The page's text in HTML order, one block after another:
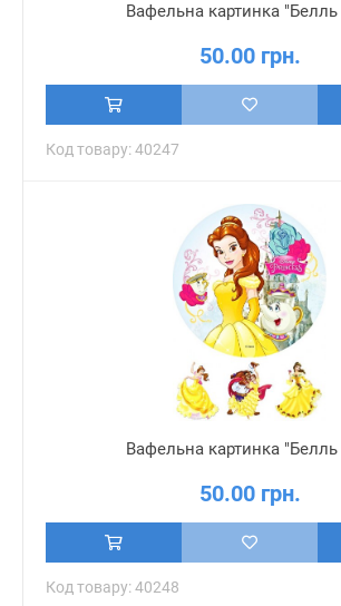
Вафельна картинка
50.00 грн.
Код товару: 40247
Вафельна картинка
50.00 грн.
Код товару: 40248